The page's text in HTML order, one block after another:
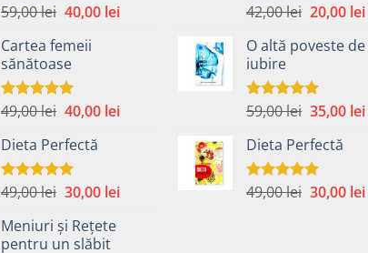
Evaluat la
59,00lei Prețul
a
fost:
59,00 lei.
40,00 leiPrețul
Cartea femeii
sănătoase
Evaluat la
49,00lei Prețul
a
fost:
49,00 lei.
40,00 leiPrețul
Dieta Perfectă
Evaluat la
49,00lei Prețul
a
fost:
30,00 leiPrețul
Meniuri și Rețete
pentru un slăbit
Evaluat la
42,00lei Prețul
a
42,00 lei.
20,00 lei
O altă poveste de
iubire
Evaluat la
59,00lei Prețul
a
fost:
59,00 lei.
35,00 lei
Dieta Perfectă
Evaluat la
49,00lei Prețul
30,00 lei